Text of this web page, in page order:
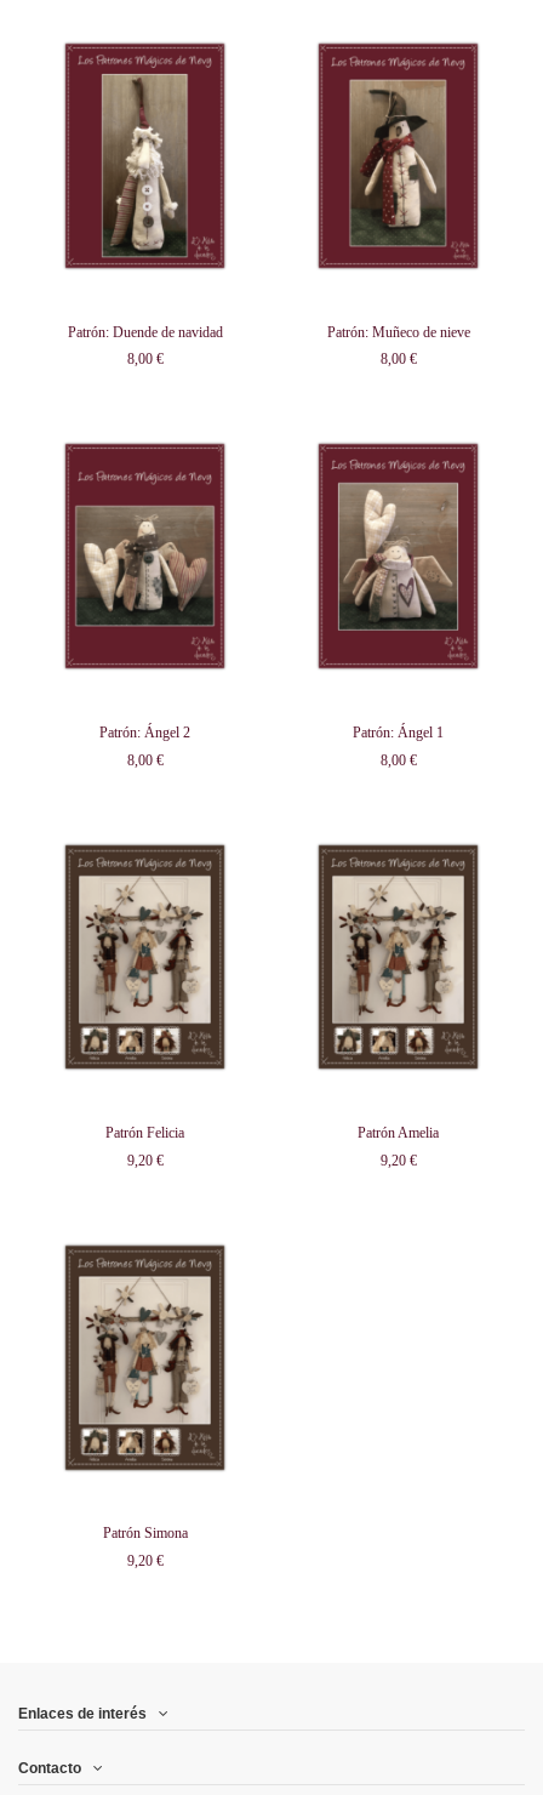
Patrón: Duende de navidad
8,00 €
Patrón: Muñeco de nieve
8,00 €
Patrón: Ángel 2
8,00 €
Patrón: Ángel 1
8,00 €
Patrón Felicia
9,20 €
Patrón Amelia
9,20 €
Patrón Simona
9,20 €
Enlaces de interés
Contacto